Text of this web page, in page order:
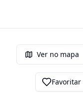
Ver no mapa
Favoritar